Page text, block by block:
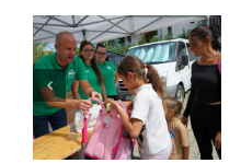
Nagy érdeklődés övezi
a Károli képzéseit